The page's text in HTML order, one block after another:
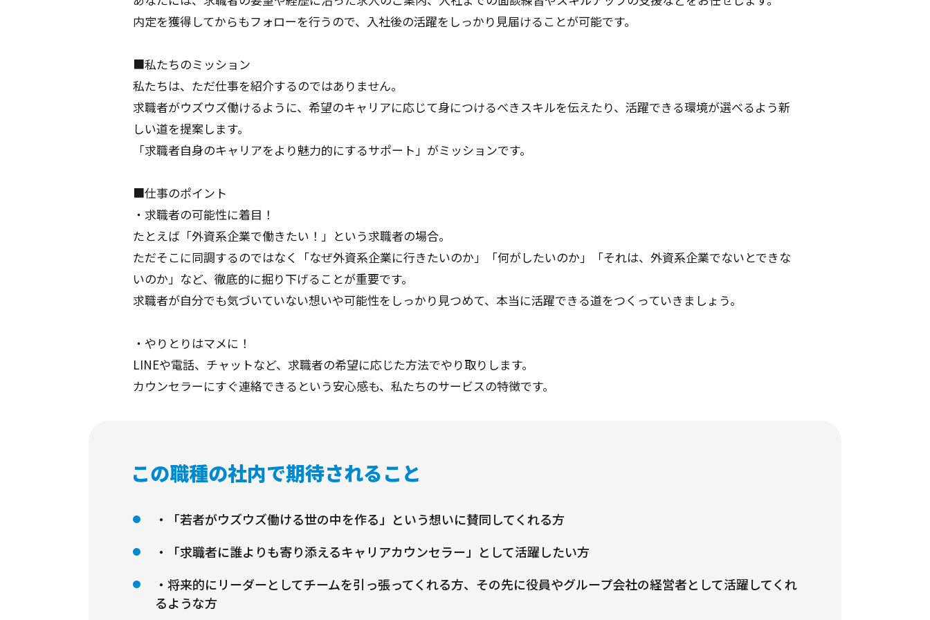
内定を獲得してからもフォローを行うので、入社後の活躍をしっかり見届けることが可能です。
■私たちのミッション
私たちは、ただ仕事を紹介するのではありません。
求職者がウズウズ働けるように、希望のキャリアに応じて身につけるべきスキルを伝えたり、活躍できる環境が選べるよう新
しい道を提案します。
「求職者自身のキャリアをより魅力的にするサポート」がミッションです。
■仕事のポイント
・求職者の可能性に着目！
たとえば「外資系企業で働きたい！」という求職者の場合。
ただそこに同調するのではなく「なぜ外資系企業に行きたいのか」「何がしたいのか」「それは、外資系企業でないとできな
いのか」など、徹底的に掘り下げることが重要です。
求職者が自分でも気づいていない想いや可能性をしっかり見つめて、本当に活躍できる道をつくっていきましょう。
・やりとりはマメに！
LINEや電話、チャットなど、求職者の希望に応じた方法でやり取りします。
カウンセラーにすぐ連絡できるという安心感も、私たちのサービスの特徴です。
この職種の社内で期待されること
・「若者がウズウズ働ける世の中を作る」という想いに賛同してくれる方
・「求職者に誰よりも寄り添えるキャリアカウンセラー」として活躍したい方
・将来的にリーダーとしてチームを引っ張ってくれる方、その先に役員やグループ会社の経営者として活躍してくれ
るような方